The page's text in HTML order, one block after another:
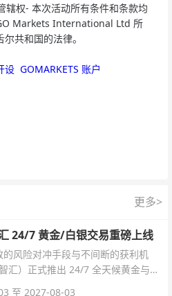
辖权- 本次活动所有条件和条款均
Markets International Ltd 所
共和国的法律。
设 GOMARKETS 账户
更多>
24/7 黄金/白银交易重磅上线
风险对冲手段与不间断的获利机
汇）正式推出 24/7 全天候黄金与白
至 2027-08-03